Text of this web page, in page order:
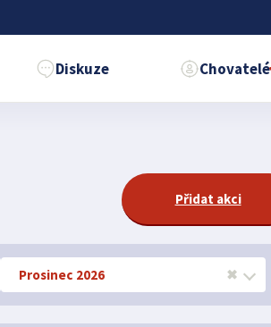
Diskuze Chovatelé
Přidat akci
Prosinec 2026 ✖